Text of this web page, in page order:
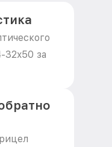
32x50 за